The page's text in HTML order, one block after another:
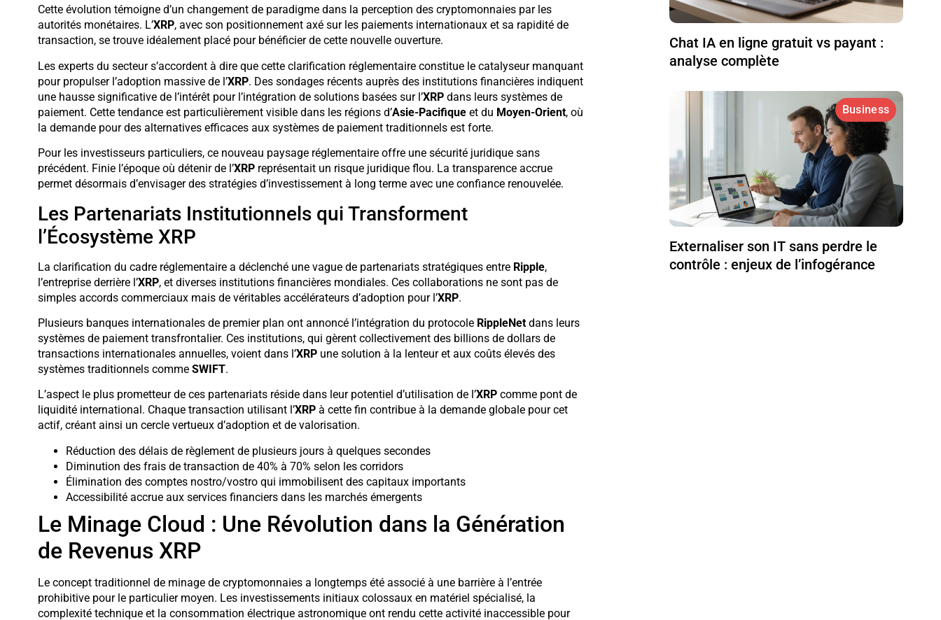
Cette évolution témoigne d’un changement de paradigme dans la perception des cryptomonnaies par les
autorités monétaires. L’XRP, avec son positionnement axé sur les paiements internationaux et sa rapidité de
transaction, se trouve idéalement placé pour bénéficier de cette nouvelle ouverture.
Les experts du secteur s’accordent à dire que cette clarification réglementaire constitue le catalyseur manquant
pour propulser l’adoption massive de l’XRP. Des sondages récents auprès des institutions financières indiquent
une hausse significative de l’intérêt pour l’intégration de solutions basées sur l’XRPdans leurs systèmes de
paiement. Cette tendance est particulièrement visible dans les régions d’Asie-Pacifiqueet du Moyen-Orient, où
la demande pour des alternatives efficaces aux systèmes de paiement traditionnels est forte.
Pour les investisseurs particuliers, ce nouveau paysage réglementaire offre une sécurité juridique sans
précédent. Finie l’époque où détenir de l’XRPreprésentait un risque juridique flou. La transparence accrue
permet désormais d’envisager des stratégies d’investissement à long terme avec une confiance renouvelée.
Les Partenariats Institutionnels qui Transforment
l’Écosystème XRP
La clarification du cadre réglementaire a déclenché une vague de partenariats stratégiques entre Ripple,
l’entreprise derrière l’XRP, et diverses institutions financières mondiales. Ces collaborations ne sont pas de
simples accords commerciaux mais de véritables accélérateurs d’adoption pour l’XRP.
Plusieurs banques internationales de premier plan ont annoncé l’intégration du protocole RippleNetdans leurs
systèmes de paiement transfrontalier. Ces institutions, qui gèrent collectivement des billions de dollars de
transactions internationales annuelles, voient dans l’XRPune solution à la lenteur et aux coûts élevés des
systèmes traditionnels comme SWIFT.
L’aspect le plus prometteur de ces partenariats réside dans leur potentiel d’utilisation de l’XRPcomme pont de
liquidité international. Chaque transaction utilisant l’XRPà cette fin contribue à la demande globale pour cet
actif, créant ainsi un cercle vertueux d’adoption et de valorisation.
Réduction des délais de règlement de plusieurs jours à quelques secondes
Diminution des frais de transaction de 40% à 70% selon les corridors
Élimination des comptes nostro/vostro qui immobilisent des capitaux importants
Accessibilité accrue aux services financiers dans les marchés émergents
Le Minage Cloud : Une Révolution dans la Génération
de Revenus XRP
Le concept traditionnel de minage de cryptomonnaies a longtemps été associé à une barrière à l’entrée
prohibitive pour le particulier moyen. Les investissements initiaux colossaux en matériel spécialisé, la
complexité technique et la consommation électrique astronomique ont rendu cette activité inaccessible pour
Chat IA en ligne gratuit vs payant :
analyse complète
Business
Externaliser son IT sans perdre le
contrôle : enjeux de l’infogérance